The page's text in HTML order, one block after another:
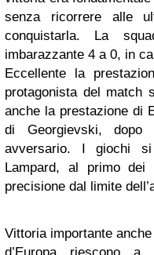
senza ricorrere alle
conquistarla. La
imbarazzante 4 a 0, in
Eccellente la
protagonista del match
anche la prestazione di
di Georgievski,
avversario. I giochi
Lampard, al primo
precisione dal limite
Vittoria importante